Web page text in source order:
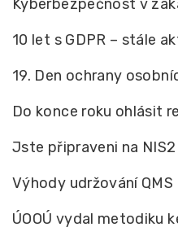
Kyberbezpečnost v
10 let s GDPR – stále
19. Den ochrany
Do konce roku ohlásit
Jste připraveni na NIS2
Výhody udržování
ÚOOÚ vydal metodiku